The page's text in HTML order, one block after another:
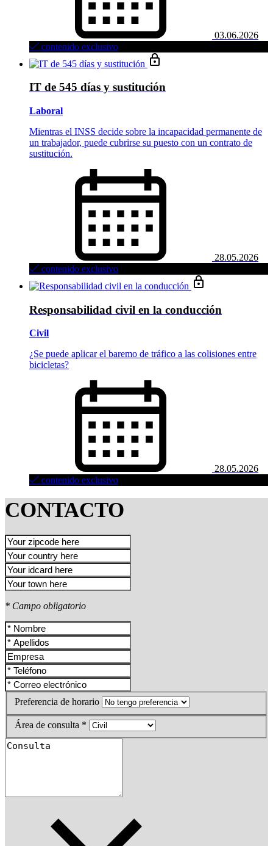
03.06.2026
contenido exclusivo
IT de 545 días y sustitución
Laboral
Mientras el INSS decide sobre la incapacidad permanente de
un trabajador, puede cubrirse su puesto con un contrato de
sustitución.
28.05.2026
contenido exclusivo
Responsabilidad civil en la conducción
Civil
¿Se puede aplicar el baremo de tráfico a las colisiones entre
bicicletas?
28.05.2026
contenido exclusivo
CONTACTO
* Campo obligatorio
Preferencia de horario
Área de consulta *